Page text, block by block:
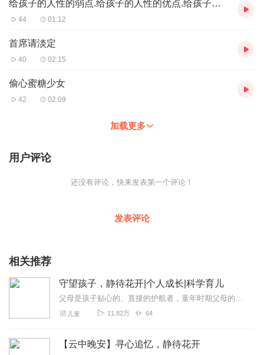
给孩子的人性的弱点.给孩子的人性的优点.给孩子的塔木德
44 01:12
首席请淡定
40 02:15
偷心蜜糖少女
42 02:09
加载更多
用户评论
还没有评论，快来发表第一个评论！
发表评论
相关推荐
守望孩子，静待花开|个人成长|科学育儿
父母是孩子贴心的、直接的护航者，童年时期父母的教育方式将对孩子一生产生极为深远的影响。在亲子关系中，无论父母与孩子的沟通采用的是何种方式，重要是...
儿童 11.82万 64
【云中晚安】寻心追忆，静待花开